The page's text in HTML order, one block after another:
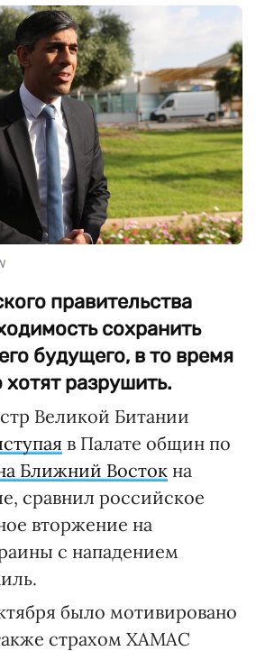
правительства
сохранить
будущего, в то время
хотят разрушить.
Великой Битании
в Палате общин по
Ближний Восток на
сравнил российское
вторжение на
с нападением
было мотивировано
страхом ХАМАС